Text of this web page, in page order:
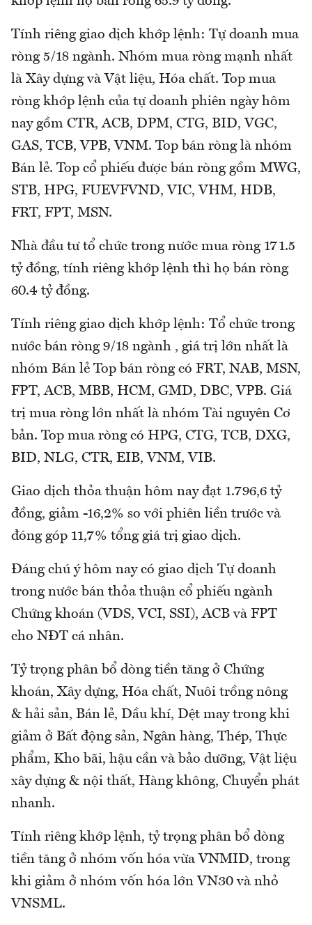
Tính riêng giao dịch khớp lệnh: Tự doanh mua
ròng 5/18 ngành. Nhóm mua ròng mạnh nhất
là Xây dựng và Vật liệu, Hóa chất. Top mua
ròng khớp lệnh của tự doanh phiên ngày hôm
nay gồm CTR, ACB, DPM, CTG, BID, VGC,
GAS, TCB, VPB, VNM. Top bán ròng là nhóm
Bán lẻ. Top cổ phiếu được bán ròng gồm MWG,
STB, HPG, FUEVFVND, VIC, VHM, HDB,
FRT, FPT, MSN.
Nhà đầu tư tổ chức trong nước mua ròng 171.5
tỷ đồng, tính riêng khớp lệnh thì họ bán ròng
60.4 tỷ đồng.
Tính riêng giao dịch khớp lệnh: Tổ chức trong
nước bán ròng 9/18 ngành , giá trị lớn nhất là
nhóm Bán lẻ Top bán ròng có FRT, NAB, MSN,
FPT, ACB, MBB, HCM, GMD, DBC, VPB. Giá
trị mua ròng lớn nhất là nhóm Tài nguyên Cơ
bản. Top mua ròng có HPG, CTG, TCB, DXG,
BID, NLG, CTR, EIB, VNM, VIB.
Giao dịch thỏa thuận hôm nay đạt 1.796,6 tỷ
đồng, giảm -16,2% so với phiên liền trước và
đóng góp 11,7% tổng giá trị giao dịch.
Đáng chú ý hôm nay có giao dịch Tự doanh
trong nước bán thỏa thuận cổ phiếu ngành
Chứng khoán (VDS, VCI, SSI), ACB và FPT
cho NĐT cá nhân.
Tỷ trọng phân bổ dòng tiền tăng ở Chứng
khoán, Xây dựng, Hóa chất, Nuôi trồng nông
& hải sản, Bán lẻ, Dầu khí, Dệt may trong khi
giảm ở Bất động sản, Ngân hàng, Thép, Thực
phẩm, Kho bãi, hậu cần và bảo dưỡng, Vật liệu
xây dựng & nội thất, Hàng không, Chuyển phát
nhanh.
Tính riêng khớp lệnh, tỷ trọng phân bổ dòng
tiền tăng ở nhóm vốn hóa vừa VNMID, trong
khi giảm ở nhóm vốn hóa lớn VN30 và nhỏ
VNSML.